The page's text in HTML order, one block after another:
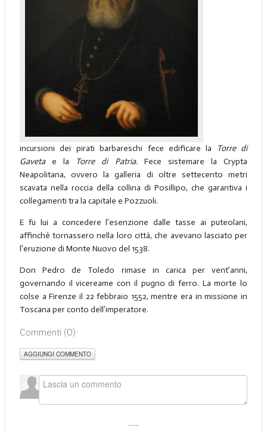
incursioni dei pirati barbareschi fece edificare la Torre di
Gavetae la Torre di Patria.Fece sistemare la Crypta
Neapolitana, ovvero la galleria di oltre settecento metri
scavata nella roccia della collina di Posillipo, che garantiva i
collegamenti tra la capitale e Pozzuoli.
E fu lui a concedere l’esenzione dalle tasse ai puteolani,
affinchè tornassero nella loro città, che avevano lasciato per
l’eruzione di Monte Nuovo del 1538.
Don Pedro de Toledo rimase in carica per vent’anni,
governando il vicereame con il pugno di ferro. La morte lo
colse a Firenze il 22 febbraio 1552, mentre era in missione in
Toscana per conto dell’imperatore.
Commenti (0)
AGGIUNGI COMMENTO